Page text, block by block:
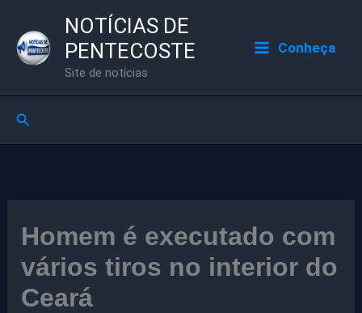
para
NOTÍCIAS DE
PENTECOSTE
Site de notícias
Conheça
Pesquisar
Homem é executado com
vários tiros no interior do
Ceará